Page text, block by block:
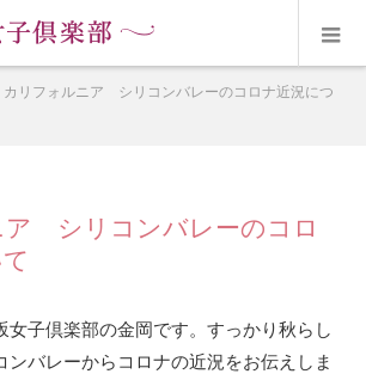
カリフォルニア シリコンバレーのコロナ近況につ
ア シリコンバレーのコロ
女子倶楽部の金岡です。すっかり秋らし
ンバレーからコロナの近況をお伝えしま